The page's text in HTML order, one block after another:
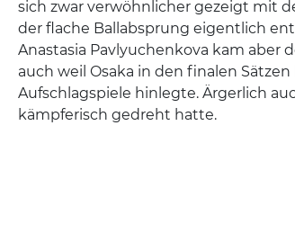
sich zwar verwöhnlicher gezeigt mit
der flache Ballabsprung eigentlich
Anastasia Pavlyuchenkova kam aber
auch weil Osaka in den finalen
Aufschlagspiele hinlegte. Ärgerlich
kämpferisch gedreht hatte.